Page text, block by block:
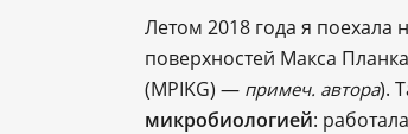
Летом 2018 года я поехала
поверхностей Макса
(MPIKG) — примеч. автора).
микробиологией: